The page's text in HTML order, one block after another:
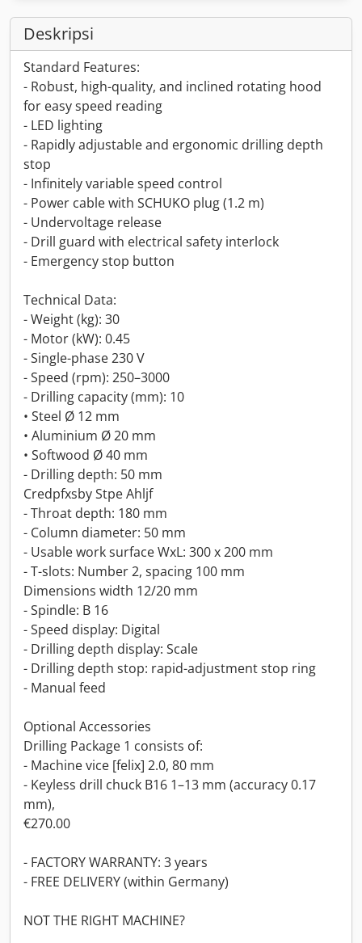
Deskripsi
Standard Features:
- Robust, high-quality, and inclined rotating hood
for easy speed reading
- LED lighting
- Rapidly adjustable and ergonomic drilling depth
stop
- Infinitely variable speed control
- Power cable with SCHUKO plug (1.2 m)
- Undervoltage release
- Drill guard with electrical safety interlock
- Emergency stop button
Technical Data:
- Weight (kg): 30
- Motor (kW): 0.45
- Single-phase 230 V
- Speed (rpm): 250–3000
- Drilling capacity (mm): 10
• Steel Ø 12 mm
• Aluminium Ø 20 mm
• Softwood Ø 40 mm
- Drilling depth: 50 mm
Credpfxsby Stpe Ahljf
- Throat depth: 180 mm
- Column diameter: 50 mm
- Usable work surface WxL: 300 x 200 mm
- T-slots: Number 2, spacing 100 mm
Dimensions width 12/20 mm
- Spindle: B 16
- Speed display: Digital
- Drilling depth display: Scale
- Drilling depth stop: rapid-adjustment stop ring
- Manual feed
Optional Accessories
Drilling Package 1 consists of:
- Machine vice [felix] 2.0, 80 mm
- Keyless drill chuck B16 1–13 mm (accuracy 0.17
mm),
€270.00
- FACTORY WARRANTY: 3 years
- FREE DELIVERY (within Germany)
NOT THE RIGHT MACHINE?